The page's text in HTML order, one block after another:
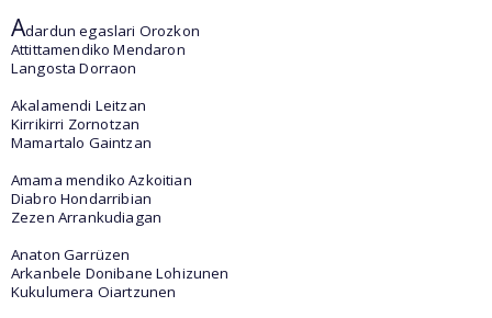
Adardun egaslari Orozkon
Attittamendiko Mendaron
Langosta Dorraon
Akalamendi Leitzan
Kirrikirri Zornotzan
Mamartalo Gaintzan
Amama mendiko Azkoitian
Diabro Hondarribian
Zezen Arrankudiagan
Anaton Garrüzen
Arkanbele Donibane Lohizunen
Kukulumera Oiartzunen